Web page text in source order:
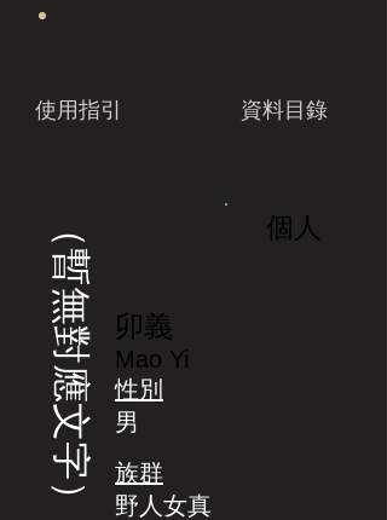
使用指引 資料目錄
（暫無對應文字） 個人
卯義
Mao Yi
性別
男
族群
野人女真